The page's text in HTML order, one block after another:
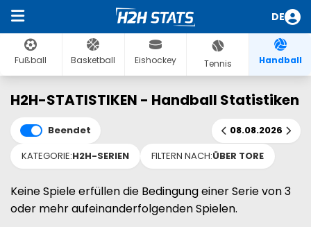
DE
Fußball Basketball Eishockey Tennis Handball
H2H-STATISTIKEN - Handball Statistiken
Beendet
08.08.2026
KATEGORIE:H2H-SERIEN FILTERN NACH:ÜBER TORE
Keine Spiele erfüllen die Bedingung einer Serie von 3
oder mehr aufeinanderfolgenden Spielen.